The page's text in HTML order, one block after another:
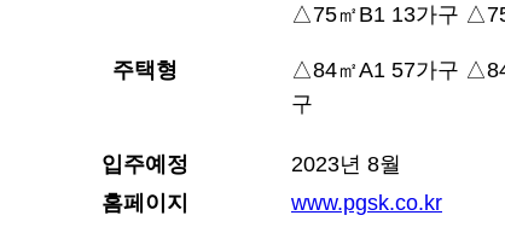
주택형
△75㎡B1 13가구
△84㎡A1 57가구
구
입주예정
2023년 8월
홈페이지
www.pgsk.co.kr